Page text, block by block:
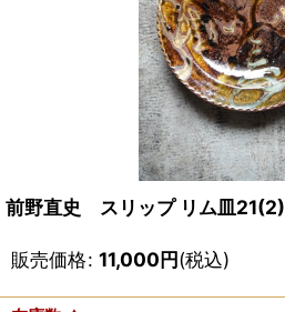
前野直史 スリップ リム皿21(2)
販売価格: 11,000円(税込)